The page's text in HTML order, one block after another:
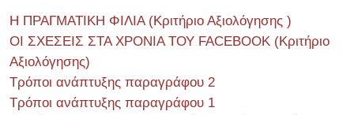
Η ΠΡΑΓΜΑΤΙΚΗ ΦΙΛΙΑ (Κριτήριο Αξιολόγησης )
ΟΙ ΣΧΕΣΕΙΣ ΣΤΑ ΧΡΟΝΙΑ ΤΟΥ FACEBOOK (Kριτήριο
Αξιολόγησης)
Τρόποι ανάπτυξης παραγράφου 2
Τρόποι ανάπτυξης παραγράφου 1